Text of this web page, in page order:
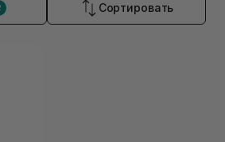
Сортировать